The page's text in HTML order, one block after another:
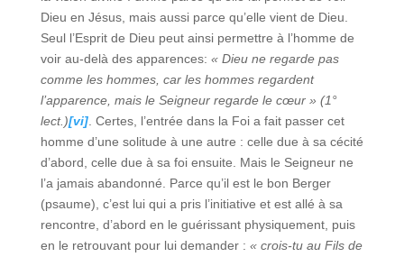
Dieu en Jésus, mais aussi parce qu’elle vient de Dieu.
Seul l’Esprit de Dieu peut ainsi permettre à l’homme de
voir au-delà des apparences: « Dieu ne regarde pas
comme les hommes, car les hommes regardent
l’apparence, mais le Seigneur regarde le cœur » (1°
lect.)[vi]. Certes, l’entrée dans la Foi a fait passer cet
homme d’une solitude à une autre : celle due à sa cécité
d’abord, celle due à sa foi ensuite. Mais le Seigneur ne
l’a jamais abandonné. Parce qu’il est le bon Berger
(psaume), c’est lui qui a pris l’initiative et est allé à sa
rencontre, d’abord en le guérissant physiquement, puis
en le retrouvant pour lui demander : « crois-tu au Fils de